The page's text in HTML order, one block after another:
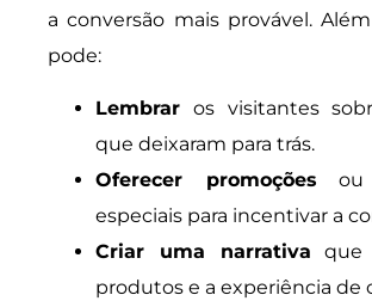
a conversão mais provável.
pode:
Lembrar os visitantes
que deixaram para trás.
Oferecer promoções ou
especiais para incentivar a
Criar uma narrativa que
produtos e a experiência de